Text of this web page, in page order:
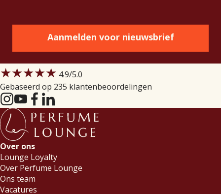
Aanmelden voor nieuwsbrief
★★★★★ 4.9/5.0
Gebaseerd op 235 klantenbeoordelingen
Over ons
Lounge Loyalty
Over Perfume Lounge
Ons team
Vacatures